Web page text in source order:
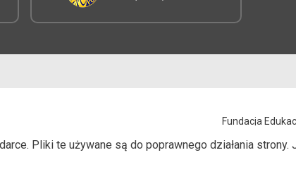
Fundacja
Pliki te używane są do poprawnego działania strony.